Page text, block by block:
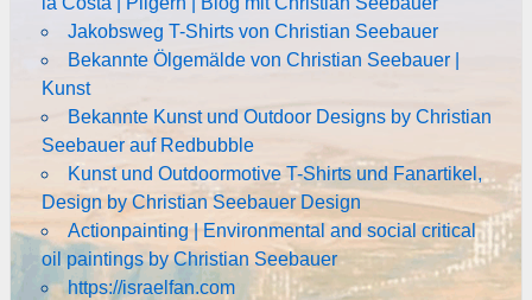
Jakobsweg T-Shirts von Christian Seebauer
Bekannte Ölgemälde von Christian Seebauer |
Kunst
Bekannte Kunst und Outdoor Designs by Christian
Seebauer auf Redbubble
Kunst und Outdoormotive T-Shirts und Fanartikel,
Design by Christian Seebauer Design
Actionpainting | Environmental and social critical
oil paintings by Christian Seebauer
https://israelfan.com